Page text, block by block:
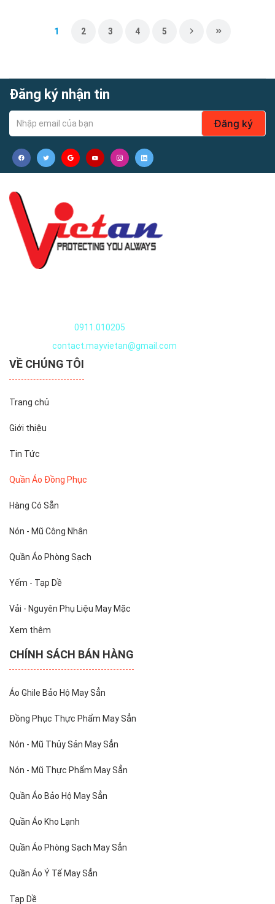
1 2 3 4 5
Đăng ký nhận tin
Đăng ký
0911.010205
contact.mayvietan@gmail.com
VỀ CHÚNG TÔI
Trang chủ
Giới thiệu
Tin Tức
Quần Áo Đồng Phục
Hàng Có Sẵn
Nón - Mũ Công Nhân
Quần Áo Phòng Sạch
Yếm - Tạp Dề
Vải - Nguyên Phụ Liệu May Mặc
Xem thêm
CHÍNH SÁCH BÁN HÀNG
Áo Ghile Bảo Hộ May Sẳn
Đồng Phục Thực Phẩm May Sẳn
Nón - Mũ Thủy Sản May Sẳn
Nón - Mũ Thực Phẩm May Sẳn
Quần Áo Bảo Hộ May Sẳn
Quần Áo Kho Lạnh
Quần Áo Phòng Sạch May Sẳn
Quần Áo Ý Tế May Sẳn
Tạp Dề